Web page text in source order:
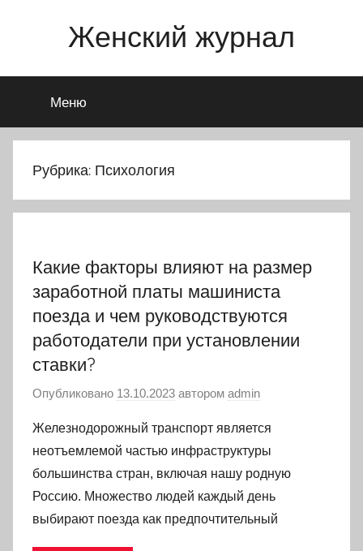
Женский журнал
Меню
Рубрика: Психология
Какие факторы влияют на размер
заработной платы машиниста
поезда и чем руководствуются
работодатели при установлении
ставки?
Опубликовано 13.10.2023 автором admin
Железнодорожный транспорт является
неотъемлемой частью инфраструктуры
большинства стран, включая нашу родную
Россию. Множество людей каждый день
выбирают поезда как предпочтительный